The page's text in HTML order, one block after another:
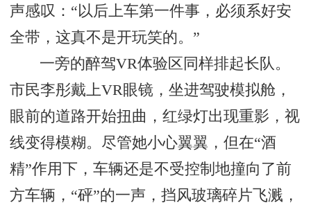
声感叹：“以后上车第一件事，必须系好安
全带，这真不是开玩笑的。”
一旁的醉驾VR体验区同样排起长队。
市民李彤戴上VR眼镜，坐进驾驶模拟舱，
眼前的道路开始扭曲，红绿灯出现重影，视
线变得模糊。尽管她小心翼翼，但在“酒
精”作用下，车辆还是不受控制地撞向了前
方车辆，“砰”的一声，挡风玻璃碎片飞溅，